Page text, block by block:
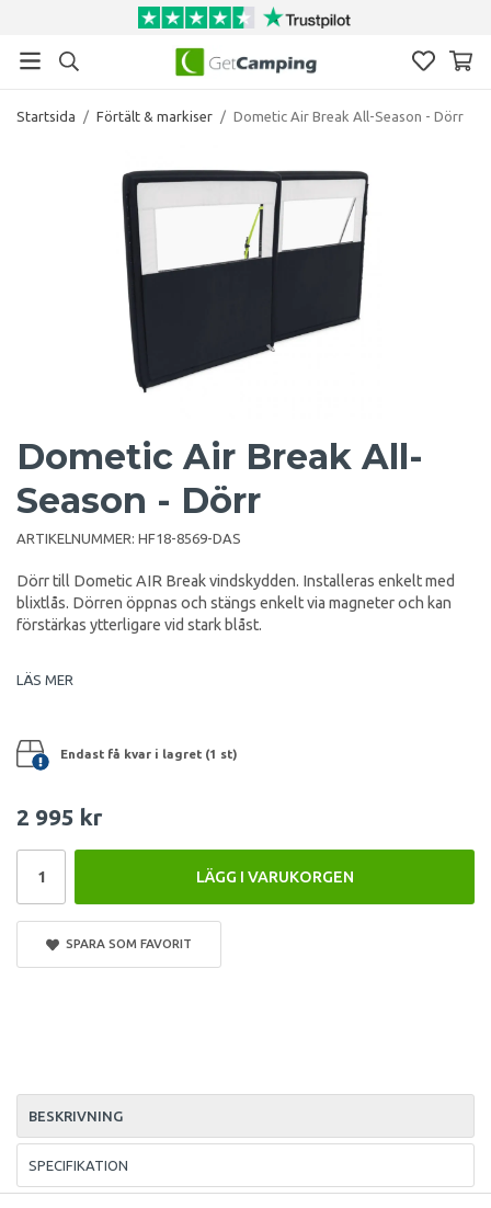
Startsida / Förtält & markiser / Dometic Air Break All-Season - Dörr
Dometic Air Break All-
Season - Dörr
ARTIKELNUMMER: HF18-8569-DAS
Dörr till Dometic AIR Break vindskydden. Installeras enkelt med
blixtlås. Dörren öppnas och stängs enkelt via magneter och kan
förstärkas ytterligare vid stark blåst.
LÄS MER
Endast få kvar i lagret (1 st)
2 995 kr
LÄGG I VARUKORGEN
SPARA SOM FAVORIT
BESKRIVNING
SPECIFIKATION